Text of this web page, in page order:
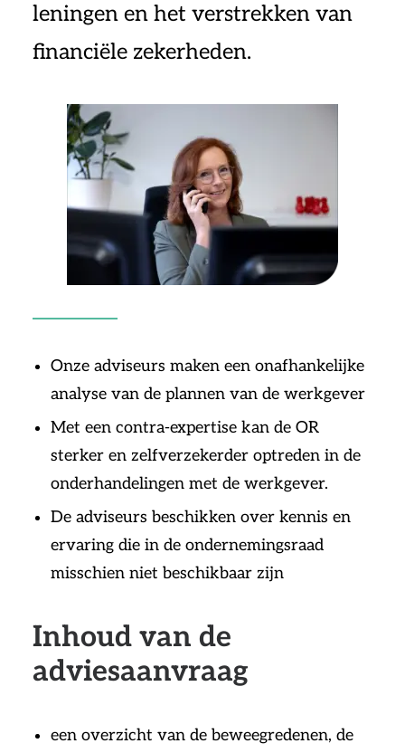
leningen en het verstrekken van
financiële zekerheden.
Onze adviseurs maken een onafhankelijke
analyse van de plannen van de werkgever
Met een contra-expertise kan de OR
sterker en zelfverzekerder optreden in de
onderhandelingen met de werkgever.
De adviseurs beschikken over kennis en
ervaring die in de ondernemingsraad
misschien niet beschikbaar zijn
Inhoud van de
adviesaanvraag
een overzicht van de beweegredenen, de